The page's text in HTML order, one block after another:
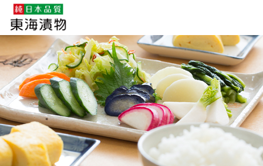
企業・採用情報 社会貢献 品質保証